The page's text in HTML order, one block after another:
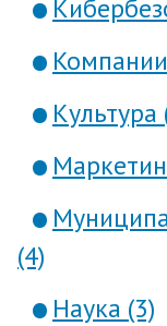
Культура
(4)
Наука (3)